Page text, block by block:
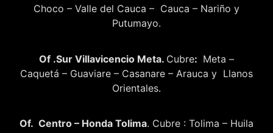
Choco – Valle del Cauca – Cauca – Nariño y
Putumayo.
Of .Sur Villavicencio Meta. Cubre: Meta –
Caquetá – Guaviare – Casanare – Arauca y Llanos
Orientales.
Of. Centro – Honda Tolima. Cubre : Tolima – Huila